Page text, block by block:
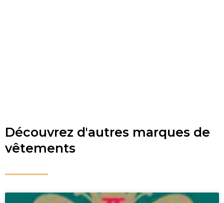
Découvrez d'autres marques de
vêtements